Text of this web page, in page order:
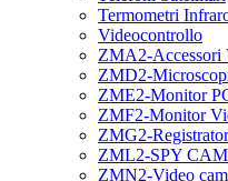
Termometri
Videocontrollo
ZMA2-Accessori
ZMD2-
ZME2-Monitor
ZMF2-Monitor
ZMG2-
ZML2-SPY
ZMN2-Video